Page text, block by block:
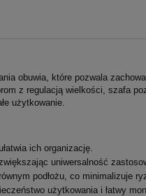
obuwia, które pozwala
z regulacją wielkości, szafa
użytkowanie.
ich organizację.
uniwersalność
podłożu, co minimalizuje
użytkowania i łatwy